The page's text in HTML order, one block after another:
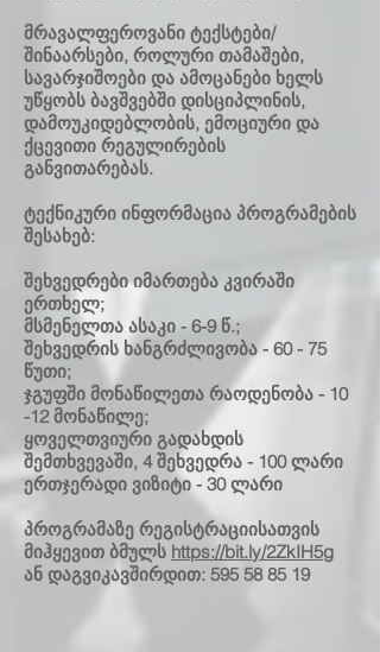
მრავალფეროვანი ტექსტები/
შინაარსები, როლური თამაშები,
სავარჯიშოები და ამოცანები ხელს
უწყობს ბავშვებში დისციპლინის,
დამოუკიდებლობის, ემოციური და
ქცევითი რეგულირების
განვითარებას.
ტექნიკური ინფორმაცია პროგრამების
შესახებ:
შეხვედრები იმართება კვირაში
ერთხელ;
მსმენელთა ასაკი - 6-9 წ.;
შეხვედრის ხანგრძლივობა - 60 - 75
წუთი;
ჯგუფში მონაწილეთა რაოდენობა - 10
-12 მონაწილე;
ყოველთვიური გადახდის
შემთხვევაში, 4 შეხვედრა - 100 ლარი
ერთჯერადი ვიზიტი - 30 ლარი
პროგრამაზე რეგისტრაციისათვის
მიჰყევით ბმულს https://bit.ly/2ZkIH5g
ან დაგვიკავშირდით: 595 58 85 19